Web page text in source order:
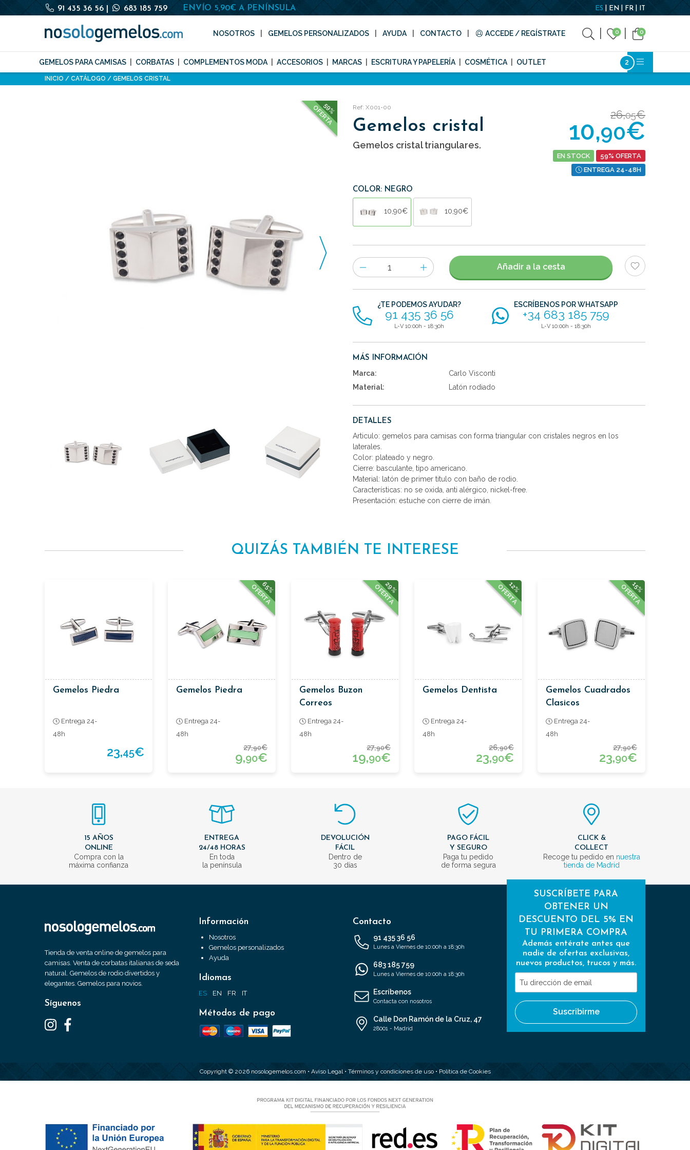
91 435 36 56 683 185 759 ENVÍO 5,90€ A PENÍNSULA ES EN FR IT
NOSOTROS GEMELOS PERSONALIZADOS AYUDA CONTACTO ACCEDE / REGÍSTRATE 0 0
GEMELOS PARA CAMISAS CORBATAS COMPLEMENTOS MODA ACCESORIOS MARCAS ESCRITURA Y PAPELERÍA COSMÉTICA OUTLET
INICIO CATÁLOGO GEMELOS CRISTAL
59%
OFERTA Ref: X001-00
Gemelos cristal
Gemelos cristal triangulares.
26,05€
10,90€
EN STOCK
59% OFERTA
ENTREGA 24-48H
COLOR: NEGRO
10,90€ 10,90€
Número
de
artículos
Añadir a la cesta
¿TE PODEMOS AYUDAR?
91 435 36 56
L-V 10:00h - 18:30h
ESCRÍBENOS POR WHATSAPP
+34 683 185 759
L-V 10:00h - 18:30h
MÁS INFORMACIÓN
Marca:
Carlo Visconti
Material:
Latón rodiado
DETALLES
Articulo: gemelos para camisas con forma triangular con cristales negros en los
laterales.
Color: plateado y negro.
Cierre: basculante, tipo americano.
Material: latón de primer titulo con baño de rodio.
Características: no se oxida, anti alérgico, nickel-free.
Presentación: estuche con cierre de imán.
QUIZÁS TAMBIÉN TE INTERESE
Gemelos Piedra
Entrega 24-
48h
23,45€
65%
OFERTA
Gemelos Piedra
Entrega 24-
48h
27,90€
9,90€
29%
OFERTA
Gemelos Buzon
Correos
Entrega 24-
48h
27,90€
19,90€
12%
OFERTA
Gemelos Dentista
Entrega 24-
48h
26,90€
23,90€
15%
OFERTA
Gemelos Cuadrados
Clasicos
Entrega 24-
48h
27,90€
23,90€
15 AÑOS
ONLINE
Compra con la
máxima confianza
ENTREGA
24/48 HORAS
En toda
la península
DEVOLUCIÓN
FÁCIL
Dentro de
30 días
PAGO FÁCIL
Y SEGURO
Paga tu pedido
de forma segura
CLICK &
COLLECT
Recoge tu pedido en nuestra
tienda de Madrid
Tienda de venta online de gemelos para
camisas. Venta de corbatas italianas de seda
natural. Gemelos de rodio divertidos y
elegantes. Gemelos para novios.
Síguenos
Información
Nosotros
Gemelos personalizados
Ayuda
Idiomas
ES EN FR IT
Métodos de pago
Contacto
91 435 36 56
Lunes a Viernes de 10:00h a 18:30h
683 185 759
Lunes a Viernes de 10:00h a 18:30h
Escríbenos
Contacta con nosotros
Calle Don Ramón de la Cruz, 47
28001 - Madrid
SUSCRÍBETE PARA
OBTENER UN
DESCUENTO DEL 5% EN
TU PRIMERA COMPRA
Además entérate antes que
nadie de ofertas exclusivas,
nuevos productos, trucos y más.
Tu
dirección
de
email
Suscribirme
Copyright © 2026 nosologemelos.com • Aviso Legal• Términos y condiciones de uso• Política de Cookies